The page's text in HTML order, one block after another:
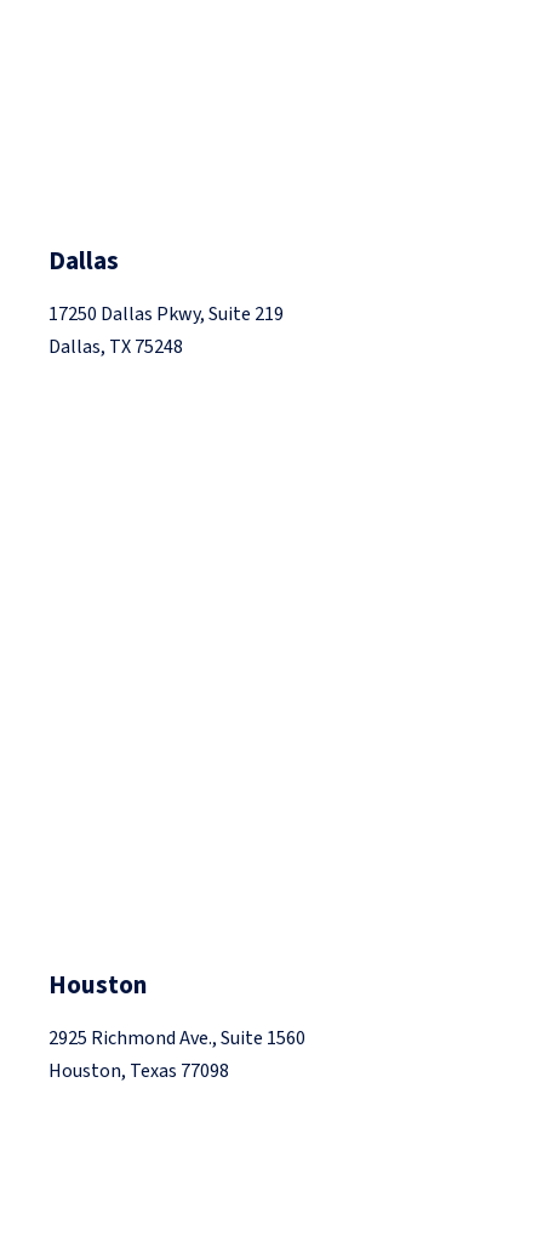
Dallas
17250 Dallas Pkwy, Suite 219
Dallas, TX 75248
Houston
2925 Richmond Ave., Suite 1560
Houston, Texas 77098